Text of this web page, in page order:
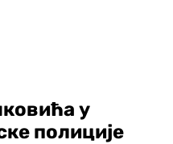
у
полиције